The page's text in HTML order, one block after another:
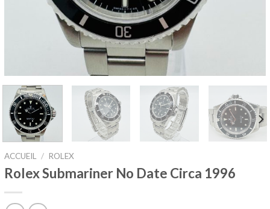
ACCUEIL / ROLEX
Rolex Submariner No Date Circa 1996